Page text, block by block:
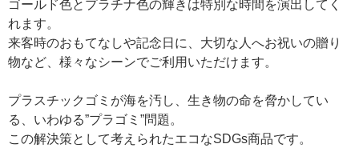
ゴールド色とプラチナ色の輝きは特別な時間を演出してく
れます。
来客時のおもてなしや記念日に、大切な人へお祝いの贈り
物など、様々なシーンでご利用いただけます。
プラスチックゴミが海を汚し、生き物の命を脅かしてい
る、いわゆる”プラゴミ”問題。
この解決策として考えられたエコなSDGs商品です。